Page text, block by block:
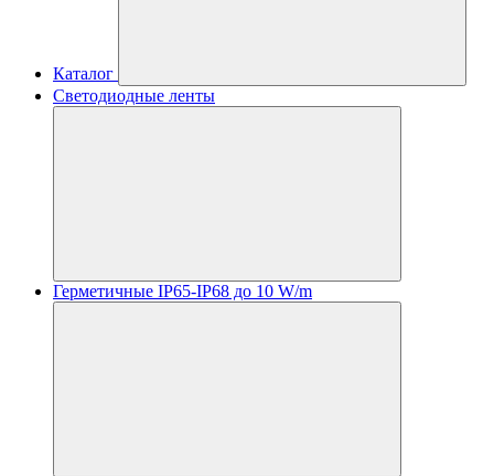
Каталог
Светодиодные ленты
Герметичные IP65-IP68 до 10 W/m